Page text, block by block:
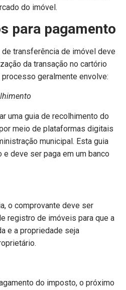
do imóvel.
para pagamento
transferência de imóvel deve
da transação no cartório
geralmente envolve:
uma guia de recolhimento do
meio de plataformas digitais
municipal. Esta guia
e deve ser paga em um banco
o comprovante deve ser
registro de imóveis para que a
e a propriedade seja
do imposto, o próximo